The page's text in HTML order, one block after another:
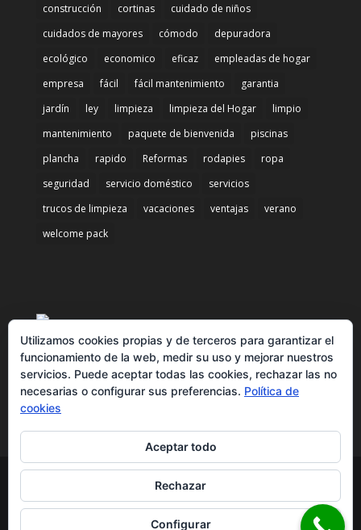
construcción
cortinas
cuidado de niños
cuidados de mayores
cómodo
depuradora
ecológico
economico eficaz
empleadas de hogar
empresa
fácil fácil mantenimiento
garantia
jardín
ley limpieza limpieza del Hogar
limpio
mantenimiento
paquete de bienvenida
piscinas
plancha
rapido Reformas rodapies
ropa
seguridad
servicio doméstico
servicios
trucos de limpieza
vacaciones ventajas
verano
welcome pack
© Doméstico Alicante - Tlfn. 965 266 207
contacto@domesticoalicante.com
| Diseñado por
Utilizamos cookies propias y de terceros para garantizar el
funcionamiento de la web, medir su uso y mejorar nuestros
servicios. Puede aceptar todas las cookies, rechazar las no
necesarias o configurar sus preferencias. Política de
cookies
Aceptar todo
Rechazar
Configurar